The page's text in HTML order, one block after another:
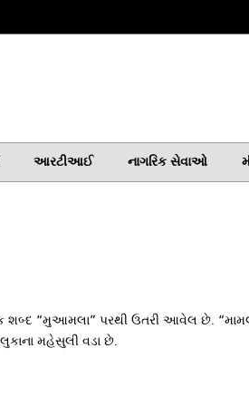
આરટીઆઈ નાગરિક સેવાઓ
શબ્દ “મુઆમલા” પરથી ઉતરી આવેલ છે.
મહેસુલી વડા છે.